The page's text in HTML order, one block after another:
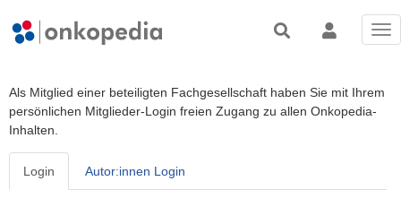
Als Mitglied einer beteiligten Fachgesellschaft haben Sie mit Ihrem
persönlichen Mitglieder-Login freien Zugang zu allen Onkopedia-
Inhalten.
Login Autor:innen Login